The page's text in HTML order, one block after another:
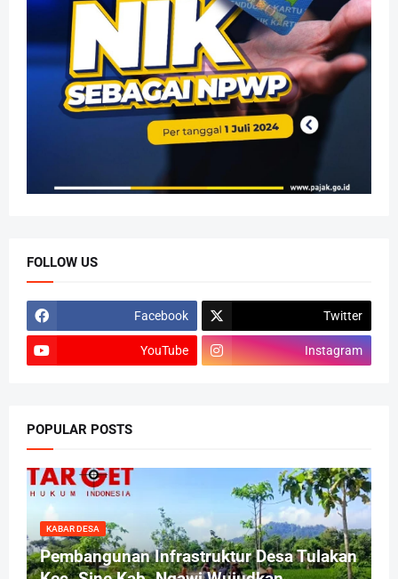
FOLLOW US
Facebook Twitter
YouTube Instagram
POPULAR POSTS
KABAR DESA
Pembangunan Infrastruktur Desa Tulakan